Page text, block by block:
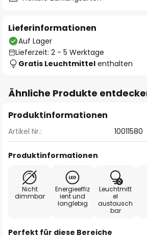
Lieferinformationen
Auf Lager
Lieferzeit: 2 - 5 Werktage
Gratis Leuchtmittel enthalten
Ähnliche Produkte
Produktinformationen
Artikel Nr.: 10011580
Produktinformationen
Nicht
dimmbar
Energieeffiz
ient und
langlebig
Leuchtmitt
el
austausch
bar
Perfekt für diese Bereiche